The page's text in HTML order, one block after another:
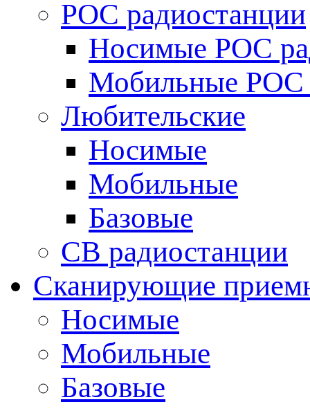
POC радиостанции
Носимые POC
Мобильные POC
Любительские
Носимые
Мобильные
Базовые
CB радиостанции
Сканирующие
Носимые
Мобильные
Базовые